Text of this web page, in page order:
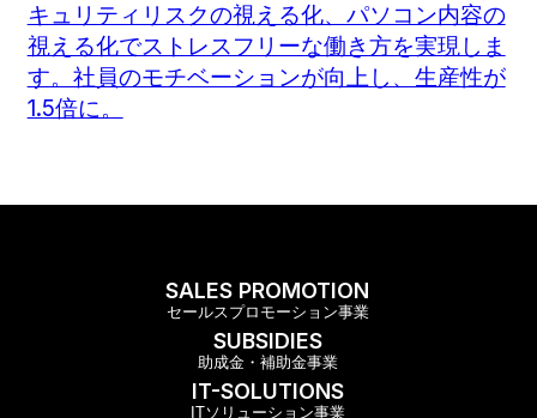
キュリティリスクの視える化、パソコン内容の
視える化でストレスフリーな働き方を実現しま
す。社員のモチベーションが向上し、生産性が
1.5倍に。
SALES PROMOTION
セールスプロモーション事業
SUBSIDIES
助成金・補助金事業
IT-SOLUTIONS
ITソリューション事業